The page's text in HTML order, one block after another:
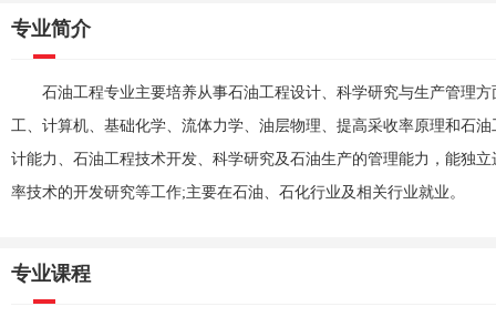
专业简介
石油工程专业主要培养从事石油工程设计、科学研究与生产管理
工、计算机、基础化学、流体力学、油层物理、提高采收率原理和石
计能力、石油工程技术开发、科学研究及石油生产的管理能力，能独
率技术的开发研究等工作;主要在石油、石化行业及相关行业就业。
专业课程